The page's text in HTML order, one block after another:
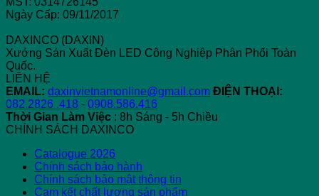
Ngày Cấp: 09/11/2017
DAXINCO (DAXIN)
Xưởng Sản Xuất Đèn LED Công Nghiệp Phân Phối Toàn
Quốc.
LIÊN HỆ
EMAIL: daxinvietnamonline@gmail.com ĐIỆN THOẠI:
082.2826 .418 - 0908.586.416
Thời Gian Làm Việc : 8h Sáng - 5h Chiều
CHÍNH SÁCH DAXINCO
Catalogue 2026
Chính sách bảo hành
Chính sách bảo mật thông tin
Cam kết chất lượng sản phẩm